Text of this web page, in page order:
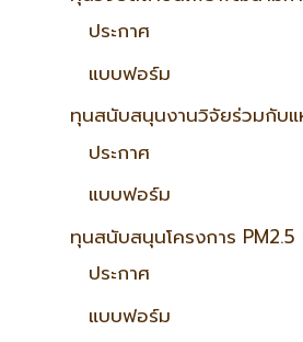
ประกาศ
แบบฟอร์ม
ทุนสนับสนุนงานวิจัยร่วมกับ
ประกาศ
แบบฟอร์ม
ทุนสนับสนุนโครงการ
ประกาศ
แบบฟอร์ม